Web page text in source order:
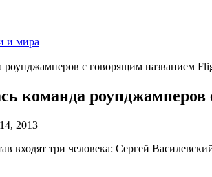
и мира
роупджамперов с говорящим названием
команда
2013
входят три человека: Сергей